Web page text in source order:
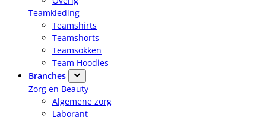
Teamkleding
Teamshirts
Teamshorts
Teamsokken
Team Hoodies
Branches
Zorg en Beauty
Algemene zorg
Laborant